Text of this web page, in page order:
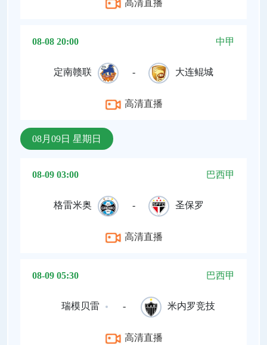
高清直播
08-08 20:00 中甲
定南赣联 - 大连鲲城
高清直播
08月09日 星期日
08-09 03:00 巴西甲
格雷米奥 - 圣保罗
高清直播
08-09 05:30 巴西甲
瑞模贝雷 - 米内罗竞技
高清直播